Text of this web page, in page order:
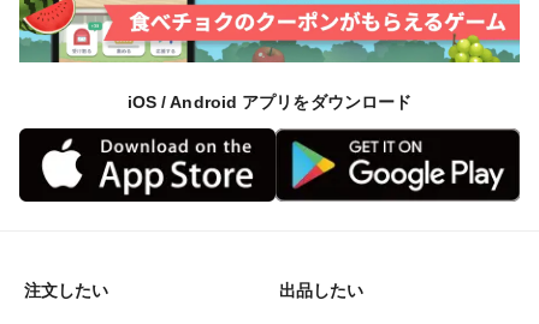
iOS / Android アプリをダウンロード
注文したい 出品したい